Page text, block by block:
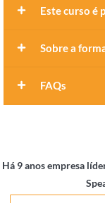
Este curso é
Sobre a
FAQs
Há 9 anos empresa